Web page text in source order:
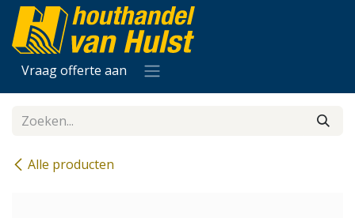
Overslaan naar inhoud
Vraag offerte aan
Alle producten